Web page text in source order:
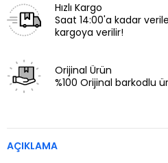
Hızlı Kargo
Saat 14:00'a kadar
kargoya verilir!
Orijinal Ürün
%100 Orijinal barkodlu
AÇIKLAMA